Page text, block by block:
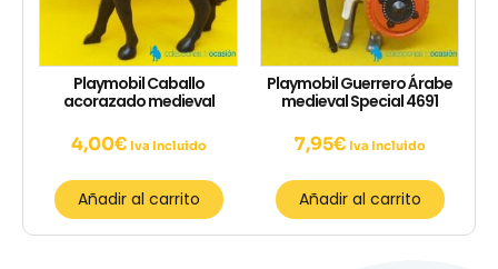
Playmobil Caballo
acorazado medieval
4,00€ Iva Incluido
Añadir al carrito
Playmobil Guerrero Árabe
medieval Special 4691
7,95€ Iva Incluido
Añadir al carrito